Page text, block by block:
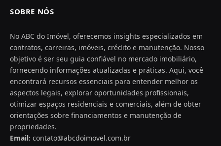
SOBRE NÓS
No ABC do Imóvel, oferecemos insights especializados em
contratos, carreiras, imóveis, crédito e manutenção. Nosso
objetivo é ser seu guia confiável no mercado imobiliário,
fornecendo informações atualizadas e práticas. Aqui, você
encontrará recursos essenciais para entender melhor os
aspectos legais, explorar oportunidades profissionais,
otimizar espaços residenciais e comerciais, além de obter
orientações sobre financiamentos e manutenção de
propriedades.
Email: contato@abcdoimovel.com.br